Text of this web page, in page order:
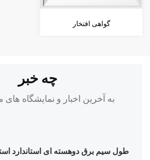
گواهی افتخار
چه خبر
به آخرین اخبار و نمایشگاه های
طول سیم برق دوهسته ای استاندارد